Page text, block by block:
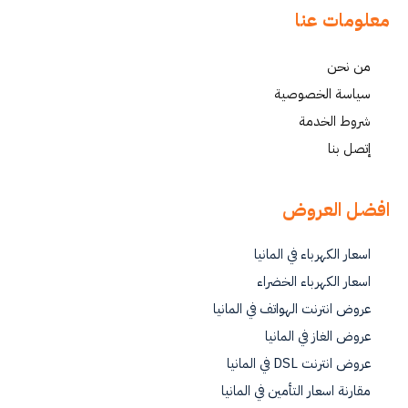
معلومات عنا
من نحن
سياسة الخصوصية
شروط الخدمة
إتصل بنا
افضل العروض
اسعار الكهرباء في المانيا
اسعار الكهرباء الخضراء
عروض انترنت الهواتف في المانيا
عروض الغاز في المانيا
عروض انترنت DSL في المانيا
مقارنة اسعار التأمين في المانيا